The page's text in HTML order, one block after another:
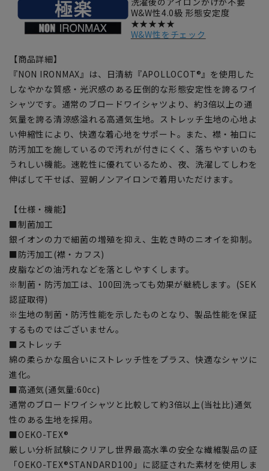
W&W性4.0級 形態安定度
★★★★★
W&W性をチェック
【商品詳細】
『NON IRONMAX』は、日清紡『APOLLOCOT®』を使用した
しなやかな質感・光沢感のある圧倒的な形態安定性を誇るワイ
シャツです。通常のブロードワイシャツより、約3倍以上の通
気量を誇る清涼感溢れる高通気生地。ストレッチ生地の心地よ
い伸縮性により、快適な着心地をサポート。また、襟・袖口に
防汚加工を施しているので汚れが付きにくく、落ちやすいのも
うれしい機能。速乾性に優れているため、夜、洗濯してしわを
伸ばして干せば、翌朝ノンアイロンで着用いただけます。
【仕様・機能】
■制菌加工
銀イオンの力で細菌の増殖を抑え、生乾き時のニオイを抑制。
■防汚加工(襟・カフス)
皮脂などの油汚れなどを落としやすくします。
※制菌・防汚加工は、100回洗っても効果が継続します。(SEK
認証取得)
※生地の制菌・防汚性能を示したものとなり、製品性能を保証
するものではございません。
■ストレッチ
綿の柔らかな風合いにストレッチ性をプラス、快適なシャツに
進化。
■高通気(通気量:60cc)
通常のブロードワイシャツと比較して約3倍以上(当社比)通気
性のある生地を採用。
■OEKO-TEX®
厳しい分析試験にクリアし世界最高水準の安全な繊維製品の証
「OEKO-TEX®STANDARD100」に認証された素材を使用しま